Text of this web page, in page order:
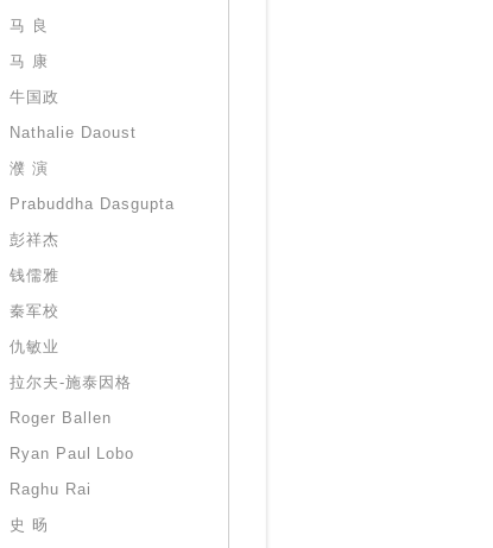
马 良
马 康
牛国政
Nathalie Daoust
濮 演
Prabuddha Dasgupta
彭祥杰
钱儒雅
秦军校
仇敏业
拉尔夫-施泰因格
Roger Ballen
Ryan Paul Lobo
Raghu Rai
史 旸